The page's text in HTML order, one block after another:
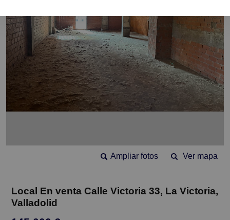
Ver mapa
Ampliar fotos
Local En venta Calle Victoria 33, La Victoria,
Valladolid